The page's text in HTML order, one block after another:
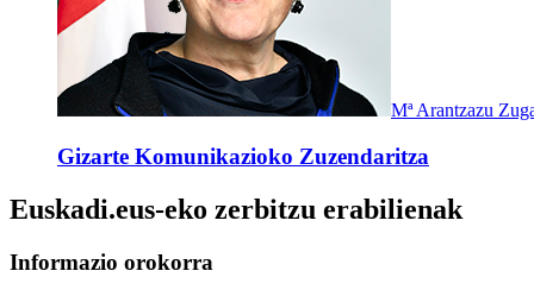
Mª Arantzazu
Gizarte Komunikazioko Zuzendaritza
Euskadi.eus-eko zerbitzu erabilienak
Informazio orokorra